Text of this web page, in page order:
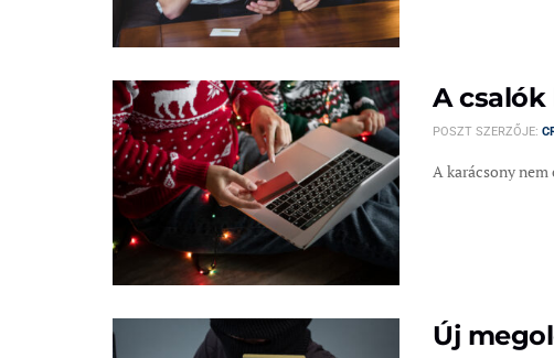
A
POSZT SZERZŐJE:
A karácsony
Új